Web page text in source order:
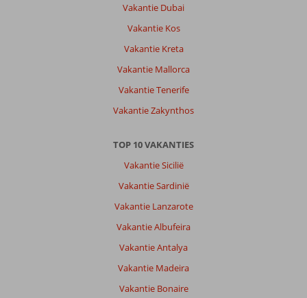
Vakantie Dubai
Vakantie Kos
Vakantie Kreta
Vakantie Mallorca
Vakantie Tenerife
Vakantie Zakynthos
TOP 10 VAKANTIES
Vakantie Sicilië
Vakantie Sardinië
Vakantie Lanzarote
Vakantie Albufeira
Vakantie Antalya
Vakantie Madeira
Vakantie Bonaire